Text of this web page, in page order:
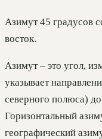
Азимут 45 градусов
восток.
Азимут – это угол,
указывает
северного полюса)
Горизонтальный
географический